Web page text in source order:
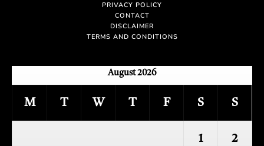
PRIVACY POLICY
CONTACT
DISCLAIMER
TERMS AND CONDITIONS
August 2026
M T W T F S S
1 2